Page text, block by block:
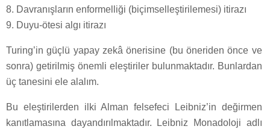
8. Davranışların enformelliği (biçimselleştirilemesi) itirazı
9. Duyu-ötesi algı itirazı
Turing’in güçlü yapay zekâ önerisine (bu öneriden önce ve
sonra) getirilmiş önemli eleştiriler bulunmaktadır. Bunlardan
üç tanesini ele alalım.
Bu eleştirilerden ilki Alman felsefeci Leibniz’in değirmen
kanıtlamasına dayandırılmaktadır. Leibniz Monadoloji adlı